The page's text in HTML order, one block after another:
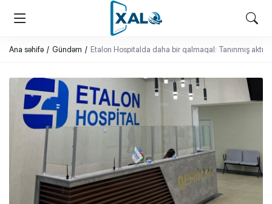
XALQ.ONLINE
ONLAYN PLATFORMA
Ana səhifə Gündəm Etalon Hospitalda daha bir qalmaqal: Tanınmış